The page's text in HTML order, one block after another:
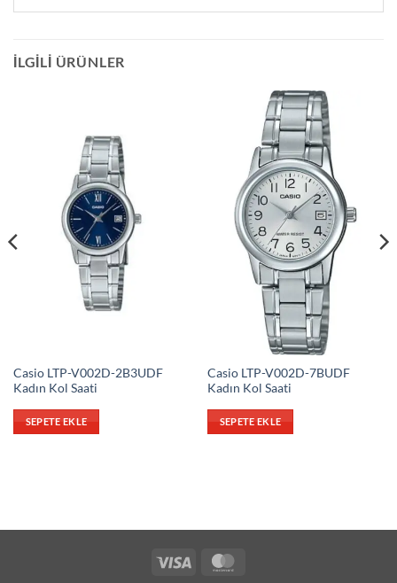
İLGILI ÜRÜNLER
Casio LTP-V002D-2B3UDF
Kadın Kol Saati
SEPETE EKLE
Casio LTP-V002D-7BUDF
Kadın Kol Saati
SEPETE EKLE
Visa